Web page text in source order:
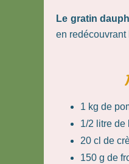
Le gratin
en redécouvrant
1 kg de
1/2 litre de
20 cl de
150 g de